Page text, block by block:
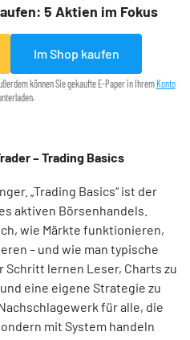
5 Aktien im Fokus
Im Shop kaufen
können Sie gekaufte E-Paper in Ihrem Konto
– Trading Basics
„Trading Basics“ ist der
aktiven Börsenhandels.
wie Märkte funktionieren,
– und wie man typische
lernen Leser, Charts zu
eine eigene Strategie zu
für alle, die
mit System handeln